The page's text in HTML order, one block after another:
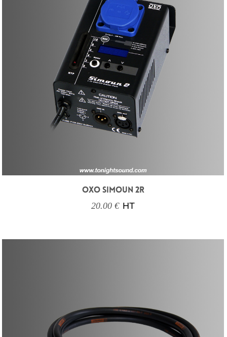
OXO SIMOUN 2R
20.00 € HT